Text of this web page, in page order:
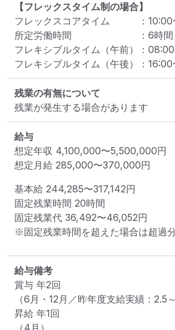
【フレックスタイム制の場合】
フレックスコアタイム
： 10:00
所定労働時間
： 6時間
フレキシブルタイム（午前）
： 08:00
フレキシブルタイム（午後）
： 16:00
残業の有無について
残業が発生する場合があります
給与
想定年収 4,100,000〜5,500,000円
想定月給 285,000〜370,000円
基本給 244,285〜317,142円
固定残業時間 20時間
固定残業代 36,492〜46,052円
※固定残業時間を超えた場合は超過
給与備考
賞与 年2回
（6月・12月／昨年度支給実績：2.5
昇給 年1回